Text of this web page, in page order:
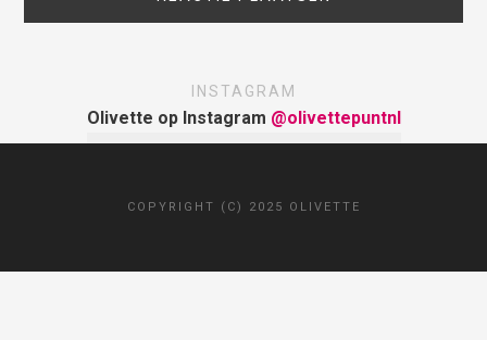
INSTAGRAM
Olivette op Instagram @olivettepuntnl
COPYRIGHT (C) 2025 OLIVETTE